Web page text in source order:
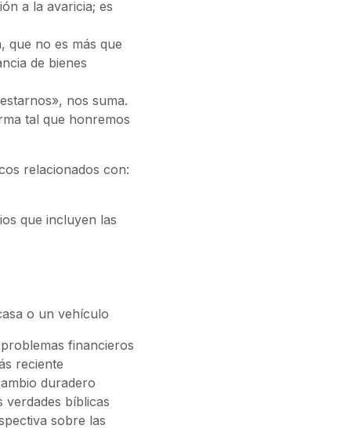
a la avaricia; es
que no es más que
de bienes
nos suma.
tal que honremos
relacionados con:
que incluyen las
o un vehículo
financieros
reciente
duradero
verdades bíblicas
sobre las